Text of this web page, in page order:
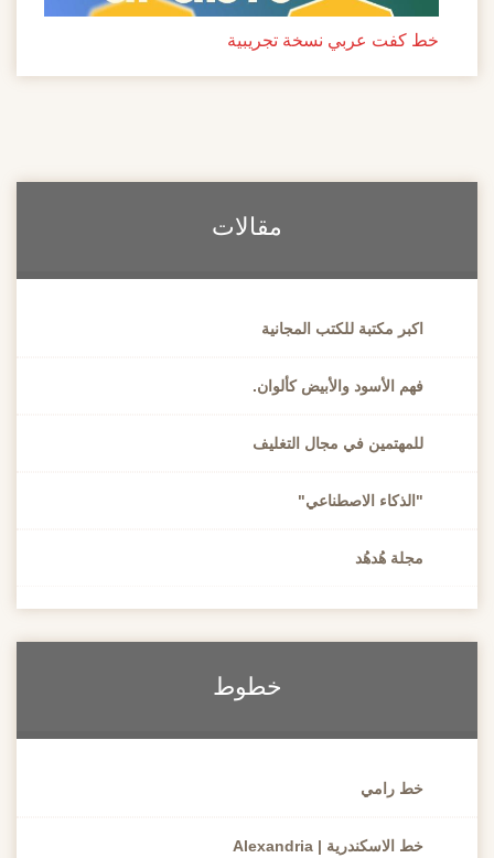
كفت عربي نسخة تجريبية
مقالات
اكبر مكتبة للكتب المجانية
فهم الأسود والأبيض كألوان.
للمهتمين في مجال التغليف
"الذكاء الاصطناعي"
مجلة هُدهُد
خطوط
خط رامي
خط الاسكندرية | Alexandria